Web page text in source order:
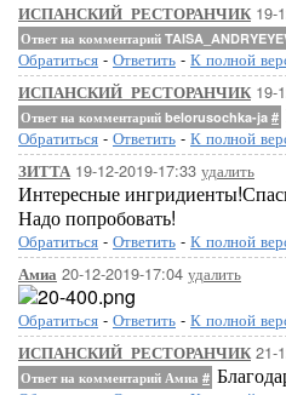
ИСПАНСКИЙ_РЕСТОРАНЧИК19-
Ответ на комментарий
Обратиться - Ответить - К полной
ИСПАНСКИЙ_РЕСТОРАНЧИК19-
Ответ на комментарий belorusochka-ja #
Обратиться - Ответить - К полной
ЗИТТА 19-12-2019-17:33 удалить
Интересные
Надо попробовать!
Обратиться - Ответить - К полной
Амиа 20-12-2019-17:04 удалить
Обратиться - Ответить - К полной
ИСПАНСКИЙ_РЕСТОРАНЧИК21-
Ответ на комментарий Амиа #